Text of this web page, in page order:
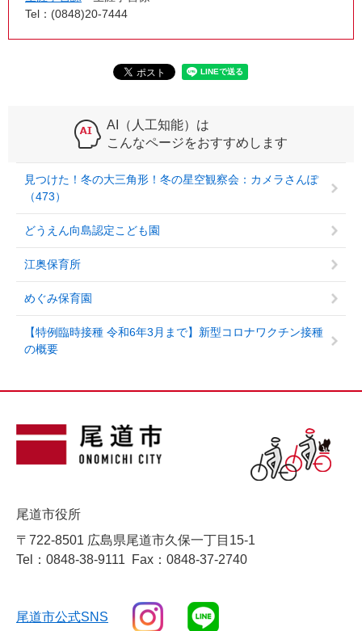
Tel：(0848)20-7444
AI（人工知能）は
こんなページをおすすめします
見つけた！冬の大三角形！冬の星空観察会：カメラさんぽ
（473）
どうえん向島認定こども園
江奥保育所
めぐみ保育園
【特例臨時接種 令和6年3月まで】新型コロナワクチン接種
の概要
尾道市役所
〒722-8501 広島県尾道市久保一丁目15-1
Tel：0848-38-9111
Fax：0848-37-2740
尾道市公式SNS